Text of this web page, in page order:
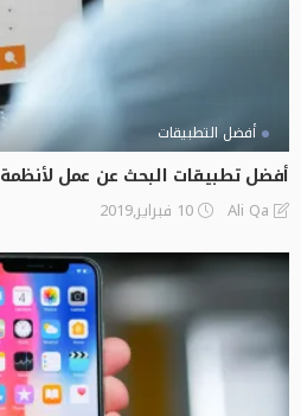
أفضل التطبيقات
أفضل تطبيقات البحث عن عمل لأنظمة iOS وأندرويد لعام 2019
Ali Qa 10 فبراير,2019